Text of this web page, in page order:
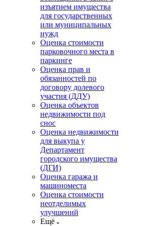
изъятием имущества
для государственных
или муниципальных
нужд
Оценка стоимости
парковочного места в
паркинге
Оценка прав и
обязанностей по
договору долевого
участия (ДДУ)
Оценка объектов
недвижимости под
снос
Оценка недвижимости
для выкупа у
Департамент
городского имущества
(ДГИ)
Оценка гаража и
машиноместа
Оценка стоимости
неотделимых
улучшений
Ещё